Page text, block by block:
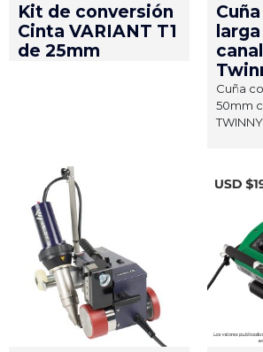
Kit de conversión
Cinta VARIANT T1
de 25mm
Cuña
50mm